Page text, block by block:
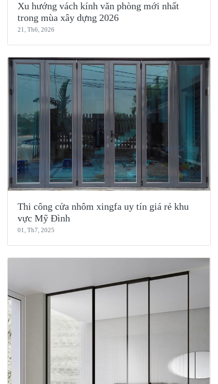
Xu hướng vách kính văn phòng mới nhất
trong mùa xây dựng 2026
21, Th6, 2026
Thi công cửa nhôm xingfa uy tín giá rẻ khu
vực Mỹ Đình
01, Th7, 2025